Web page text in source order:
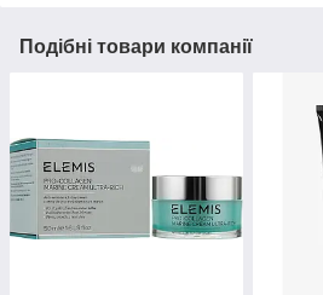
Подібні товари компанії